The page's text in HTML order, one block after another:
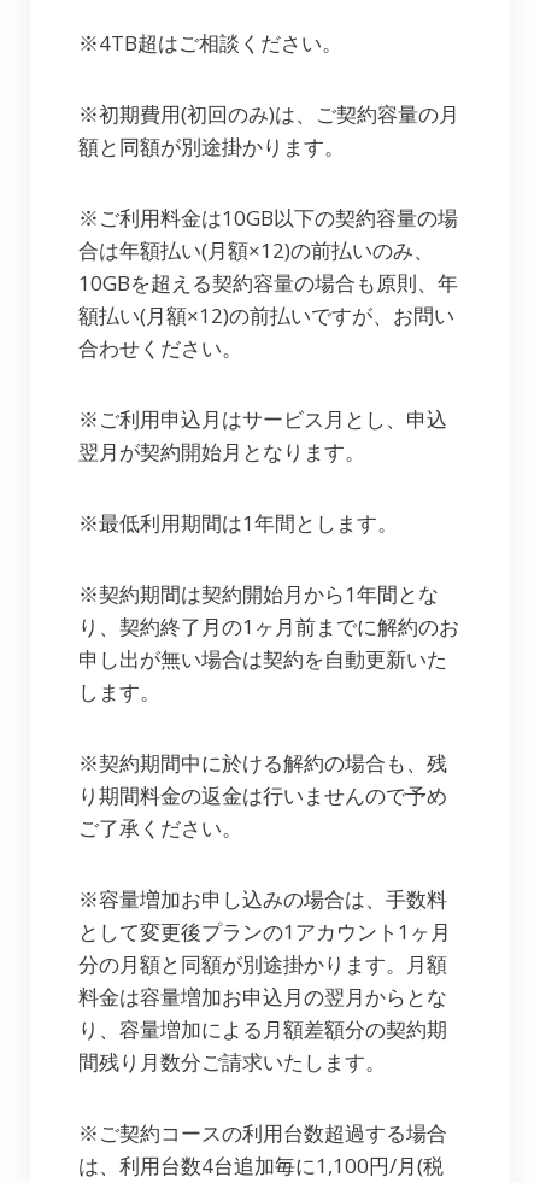
※4TB超はご相談ください。
※初期費用(初回のみ)は、ご契約容量の月
額と同額が別途掛かります。
※ご利用料金は10GB以下の契約容量の場
合は年額払い(月額×12)の前払いのみ、
10GBを超える契約容量の場合も原則、年
額払い(月額×12)の前払いですが、お問い
合わせください。
※ご利用申込月はサービス月とし、申込
翌月が契約開始月となります。
※最低利用期間は1年間とします。
※契約期間は契約開始月から1年間とな
り、契約終了月の1ヶ月前までに解約のお
申し出が無い場合は契約を自動更新いた
します。
※契約期間中に於ける解約の場合も、残
り期間料金の返金は行いませんので予め
ご了承ください。
※容量増加お申し込みの場合は、手数料
として変更後プランの1アカウント1ヶ月
分の月額と同額が別途掛かります。月額
料金は容量増加お申込月の翌月からとな
り、容量増加による月額差額分の契約期
間残り月数分ご請求いたします。
※ご契約コースの利用台数超過する場合
は、利用台数4台追加毎に1,100円/月(税